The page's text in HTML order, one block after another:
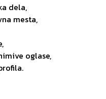
dela,
mesta,
oglase,